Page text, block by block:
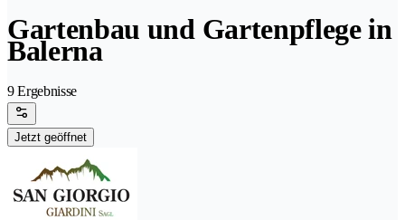
Gartenbau und Gartenpflege in
Balerna
9 Ergebnisse
Jetzt geöffnet